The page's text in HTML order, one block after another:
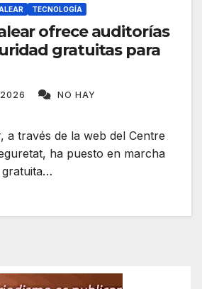
TECNOLOGÍA
ofrece auditorías
gratuitas para
NO HAY
a través de la web del Centre
ha puesto en marcha
gratuita…